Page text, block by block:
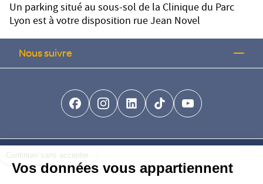
Vos données vous appartiennent
Un parking situé au sous-sol de la Clinique du Parc
Lyon est à votre disposition rue Jean Novel
Nous suivre
facebook-brands
instagramlinkedin-brands
tiktok-brands
youtube
Nous trouver